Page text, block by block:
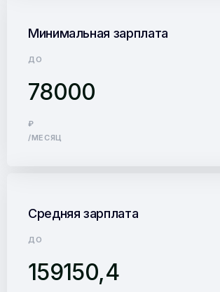
Минимальная зарплата
ДО
78000
₽
/МЕСЯЦ
Средняя зарплата
ДО
159150,4